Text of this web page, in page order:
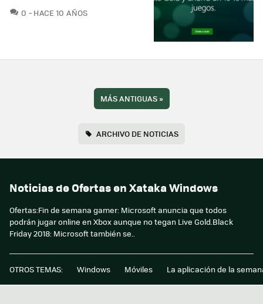
0 COMENTARIOS
HACE 10 AÑOS
MÁS ANTIGUAS»
ARCHIVO DE NOTICIAS
Noticias de Ofertas en Xataka Windows
Ofertas:Fin de semana gamer: Microsoft anuncia que todos
podrán jugar online en Xbox aunque no tegan Live Gold.Black
Friday 2018: Microsoft también se..
OTROS TEMAS: Windows Móviles La aplicación de la